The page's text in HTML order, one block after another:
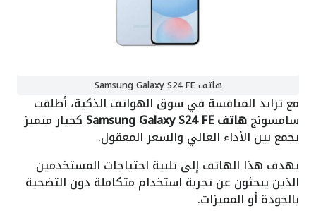
هاتف Samsung Galaxy S24 FE
مع تزايد المنافسة في سوق الهواتف الذكية، أطلقت
سامسونجهاتف Samsung Galaxy S24 FE كخيار متميز
يجمع بين الأداء العالي والسعر المعقول.
يهدف هذا الهاتف إلى تلبية احتياجات المستخدمين
الذين يبحثون عن تجربة استخدام متكاملة دون التضحية
بالجودة أو المميزات.